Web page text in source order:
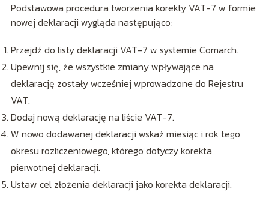
Podstawowa procedura tworzenia korekty VAT-7 w formie
nowej deklaracji wygląda następująco:
Przejdź do listy deklaracji VAT-7 w systemie Comarch.
Upewnij się, że wszystkie zmiany wpływające na
deklarację zostały wcześniej wprowadzone do Rejestru
VAT.
Dodaj nową deklarację na liście VAT-7.
W nowo dodawanej deklaracji wskaż miesiąc i rok tego
okresu rozliczeniowego, którego dotyczy korekta
pierwotnej deklaracji.
Ustaw cel złożenia deklaracji jako korekta deklaracji.